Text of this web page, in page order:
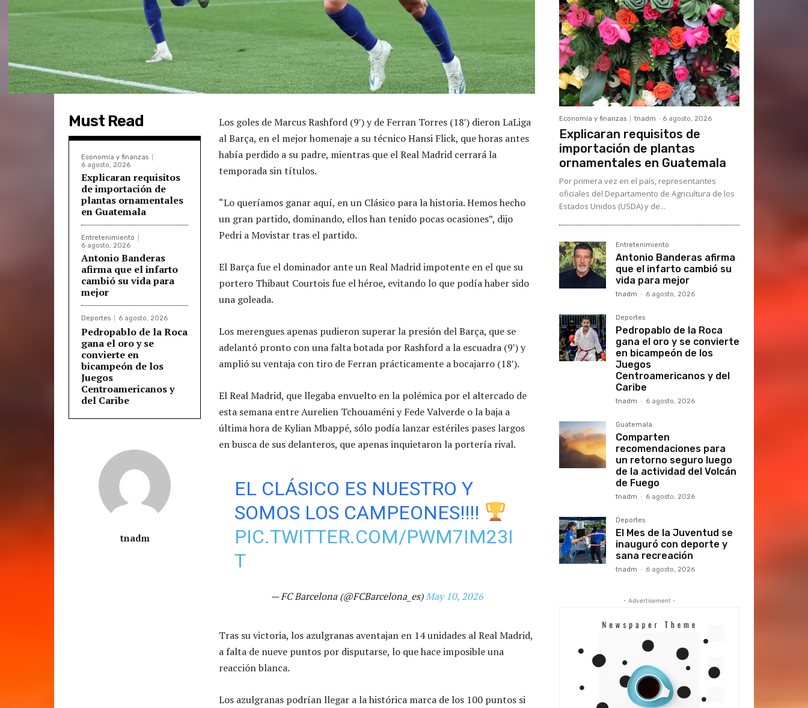
Must Read
Economía y finanzas
6 agosto, 2026
Explicaran requisitos
de importación de
plantas ornamentales
en Guatemala
Entretenimiento
6 agosto, 2026
Antonio Banderas
afirma que el infarto
cambió su vida para
mejor
Deportes 6 agosto, 2026
Pedropablo de la Roca
gana el oro y se
convierte en
bicampeón de los
Juegos
Centroamericanos y
del Caribe
tnadm
Los goles de Marcus Rashford (9′) y de Ferran Torres (18′) dieron LaLiga
al Barça, en el mejor homenaje a su técnico Hansi Flick, que horas antes
había perdido a su padre, mientras que el Real Madrid cerrará la
temporada sin títulos.
“Lo queríamos ganar aquí, en un Clásico para la historia. Hemos hecho
un gran partido, dominando, ellos han tenido pocas ocasiones”, dijo
Pedri a Movistar tras el partido.
El Barça fue el dominador ante un Real Madrid impotente en el que su
portero Thibaut Courtois fue el héroe, evitando lo que podía haber sido
una goleada.
Los merengues apenas pudieron superar la presión del Barça, que se
adelantó pronto con una falta botada por Rashford a la escuadra (9′) y
amplió su ventaja con tiro de Ferran prácticamente a bocajarro (18′).
El Real Madrid, que llegaba envuelto en la polémica por el altercado de
esta semana entre Aurelien Tchouaméni y Fede Valverde o la baja a
última hora de Kylian Mbappé, sólo podía lanzar estériles pases largos
en busca de sus delanteros, que apenas inquietaron la portería rival.
EL CLÁSICO ES NUESTRO Y
SOMOS LOS CAMPEONES!!!!
PIC.TWITTER.COM/PWM7IM23I
T
— FC Barcelona (@FCBarcelona_es)May 10, 2026
Tras su victoria, los azulgranas aventajan en 14 unidades al Real Madrid,
a falta de nueve puntos por disputarse, lo que hace imposible una
reacción blanca.
Los azulgranas podrían llegar a la histórica marca de los 100 puntos si
Economía y finanzas tnadm - 6 agosto, 2026
Explicaran requisitos de
importación de plantas
ornamentales en Guatemala
Por primera vez en el país, representantes
oficiales del Departamento de Agricultura de los
Estados Unidos (USDA) y de...
Entretenimiento
Antonio Banderas afirma
que el infarto cambió su
vida para mejor
tnadm - 6 agosto, 2026
Deportes
Pedropablo de la Roca
gana el oro y se convierte
en bicampeón de los
Juegos
Centroamericanos y del
Caribe
tnadm - 6 agosto, 2026
Guatemala
Comparten
recomendaciones para
un retorno seguro luego
de la actividad del Volcán
de Fuego
tnadm - 6 agosto, 2026
Deportes
El Mes de la Juventud se
inauguró con deporte y
sana recreación
tnadm - 6 agosto, 2026
- Advertisement -